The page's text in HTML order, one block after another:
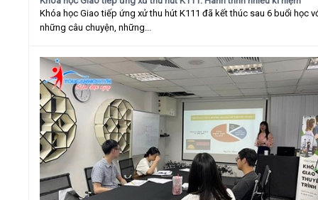
Khóa học Giao tiếp ứng xử thu hút K111 đã kết thúc sau 6 buổi học
những câu chuyện, những...